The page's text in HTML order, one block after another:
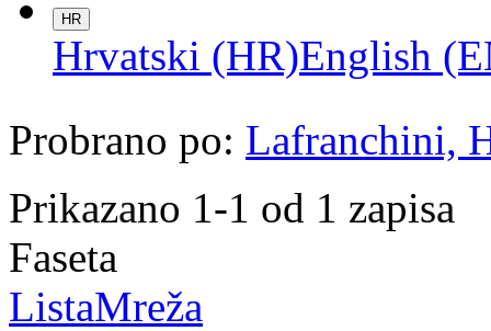
HR
Hrvatski (HR)English
Probrano po: Lafranchini,
Prikazano 1-1 od 1 zapisa
Faseta
ListaMreža